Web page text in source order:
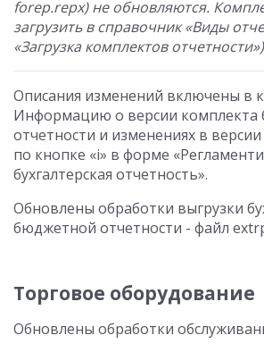
forep.repx) не обновляются.
загрузить в справочник «Виды
«Загрузка комплектов
Описания изменений включены в
Информацию о версии комплекта
отчетности и изменениях в
по кнопке «i» в форме
бухгалтерская отчетность».
Обновлены обработки выгрузки
бюджетной отчетности - файл
Торговое оборудование
Обновлены обработки